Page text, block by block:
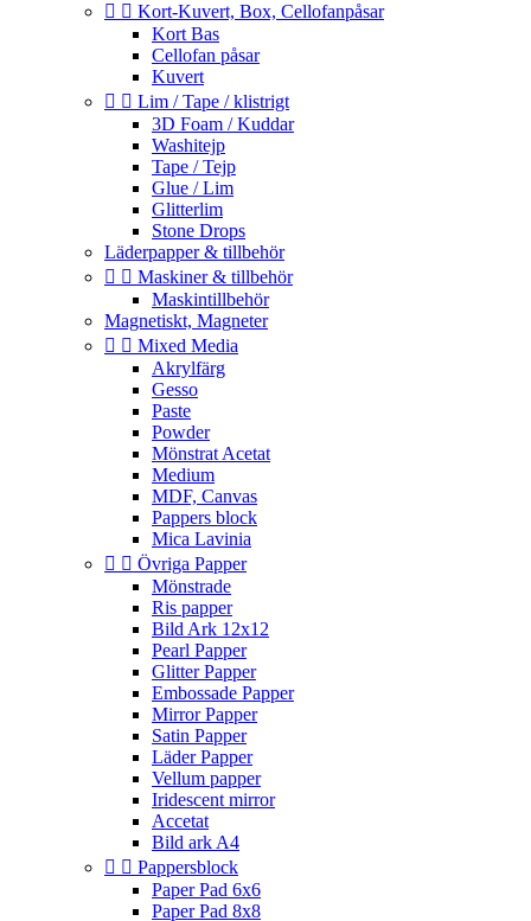
  Kort-Kuvert, Box, Cellofanpåsar
Kort Bas
Cellofan påsar
Kuvert
  Lim / Tape / klistrigt
3D Foam / Kuddar
Washitejp
Tape / Tejp
Glue / Lim
Glitterlim
Stone Drops
Läderpapper & tillbehör
  Maskiner & tillbehör
Maskintillbehör
Magnetiskt, Magneter
  Mixed Media
Akrylfärg
Gesso
Paste
Powder
Mönstrat Acetat
Medium
MDF, Canvas
Pappers block
Mica Lavinia
  Övriga Papper
Mönstrade
Ris papper
Bild Ark 12x12
Pearl Papper
Glitter Papper
Embossade Papper
Mirror Papper
Satin Papper
Läder Papper
Vellum papper
Iridescent mirror
Accetat
Bild ark A4
  Pappersblock
Paper Pad 6x6
Paper Pad 8x8